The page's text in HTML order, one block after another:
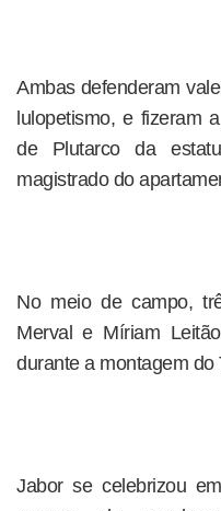
Ambas defenderam
lulopetismo, e fizeram
de Plutarco da
magistrado do
No meio de campo,
Merval e Míriam
durante a montagem do
Jabor se celebrizou